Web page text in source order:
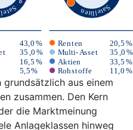
aus einem
zusammen. Den Kern
die Marktmeinung
Anlageklassen hinweg